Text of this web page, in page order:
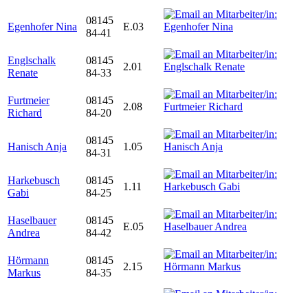
Egenhofer Nina
08145
84-41
E.03
Englschalk
Renate
08145
84-33
2.01
Furtmeier
Richard
08145
84-20
2.08
Hanisch Anja
08145
84-31
1.05
Harkebusch
Gabi
08145
84-25
1.11
Haselbauer
Andrea
08145
84-42
E.05
Hörmann
Markus
08145
84-35
2.15